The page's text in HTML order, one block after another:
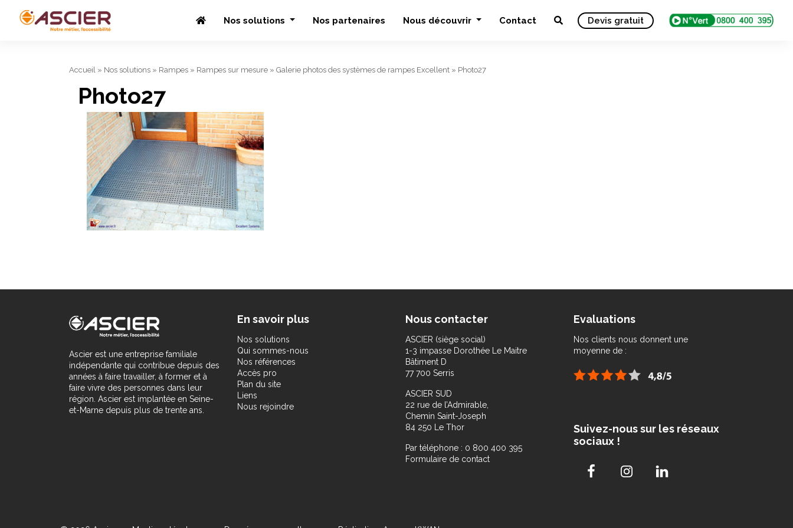
Nos solutions Nos partenaires Nous découvrir Contact Devis gratuit
Accueil » Nos solutions » Rampes » Rampes sur mesure » Galerie photos des systèmes de rampes Excellent » Photo27
Photo27
Ascier est une entreprise familiale
indépendante qui contribue depuis des
années à faire travailler, à former et à
faire vivre des personnes dans leur
région. Ascier est implantée en Seine-
et-Marne depuis plus de trente ans.
En savoir plus
Nos solutions
Qui sommes-nous
Nos références
Accès pro
Plan du site
Liens
Nous rejoindre
Nous contacter
ASCIER (siège social)
1-3 impasse Dorothée Le Maitre
Bâtiment D
77 700 Serris
ASCIER SUD
22 rue de l’Admirable,
Chemin Saint-Joseph
84 250 Le Thor
Par téléphone : 0 800 400 395
Formulaire de contact
Evaluations
Nos clients nous donnent une
moyenne de :
Suivez-nous sur les réseaux
sociaux !